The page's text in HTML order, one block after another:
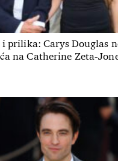
prilika: Carys Douglas
na Catherine Zeta-